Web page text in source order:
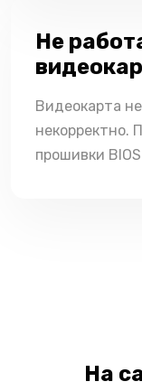
Не
Видеокарта
некорректно.
прошивки
На